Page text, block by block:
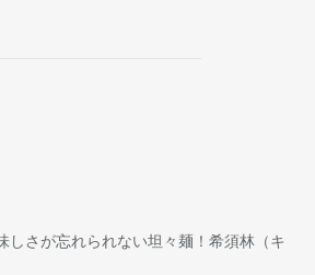
しさが忘れられない坦々麺！希須林（キ